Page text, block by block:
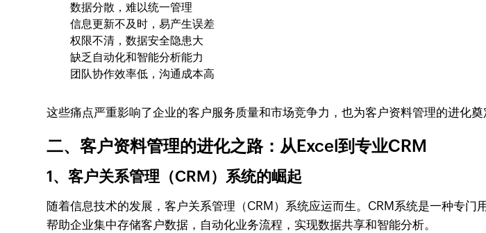
数据分散，难以统一管理
信息更新不及时，易产生误差
权限不清，数据安全隐患大
缺乏自动化和智能分析能力
团队协作效率低，沟通成本高
这些痛点严重影响了企业的客户服务质量和市场竞争力，也为客户资料管理的进化奠
二、客户资料管理的进化之路：从Excel到专业CRM
1、客户关系管理（CRM）系统的崛起
随着信息技术的发展，客户关系管理（CRM）系统应运而生。CRM系统是一种专
帮助企业集中存储客户数据，自动化业务流程，实现数据共享和智能分析。